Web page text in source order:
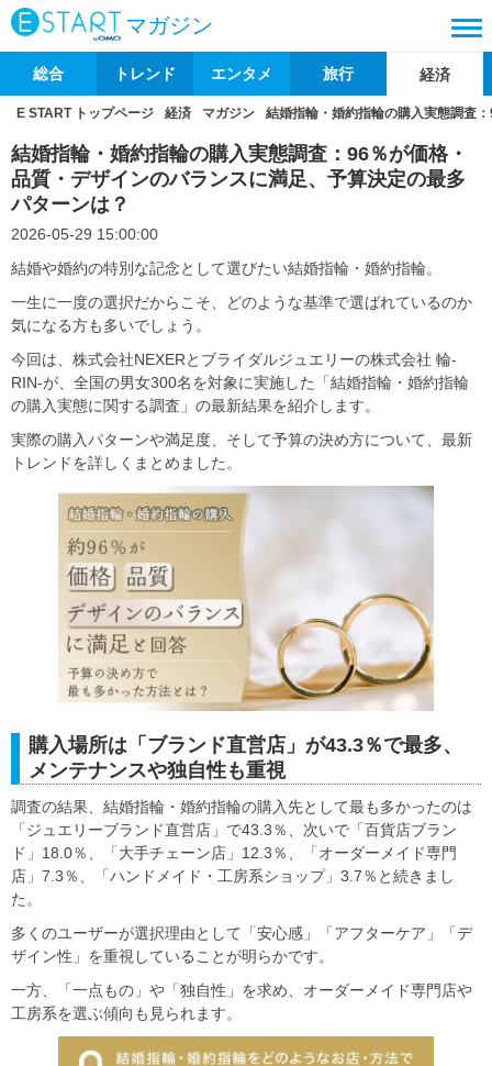
マガジン
総合 トレンド エンタメ 旅行 経済
E START トップページ 経済 マガジン 結婚指輪・婚約指輪の購入実態調査
結婚指輪・婚約指輪の購入実態調査：96％が価格・
品質・デザインのバランスに満足、予算決定の最多
パターンは？
2026-05-29 15:00:00
結婚や婚約の特別な記念として選びたい結婚指輪・婚約指輪。
一生に一度の選択だからこそ、どのような基準で選ばれているのか
気になる方も多いでしょう。
今回は、株式会社NEXERとブライダルジュエリーの株式会社 輪-
RIN-が、全国の男女300名を対象に実施した「結婚指輪・婚約指輪
の購入実態に関する調査」の最新結果を紹介します。
実際の購入パターンや満足度、そして予算の決め方について、最新
トレンドを詳しくまとめました。
購入場所は「ブランド直営店」が43.3％で最多、
メンテナンスや独自性も重視
調査の結果、結婚指輪・婚約指輪の購入先として最も多かったのは
「ジュエリーブランド直営店」で43.3％、次いで「百貨店ブラン
ド」18.0％、「大手チェーン店」12.3％、「オーダーメイド専門
店」7.3％、「ハンドメイド・工房系ショップ」3.7％と続きまし
た。
多くのユーザーが選択理由として「安心感」「アフターケア」「デ
ザイン性」を重視していることが明らかです。
一方、「一点もの」や「独自性」を求め、オーダーメイド専門店や
工房系を選ぶ傾向も見られます。